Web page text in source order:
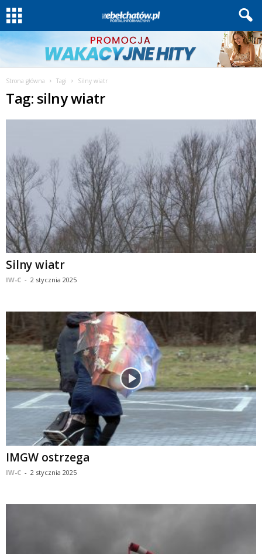
Strona główna Tagi Silny wiatr
Tag: silny wiatr
Silny wiatr
IW-C - 2 stycznia 2025
IMGW ostrzega
IW-C - 2 stycznia 2025